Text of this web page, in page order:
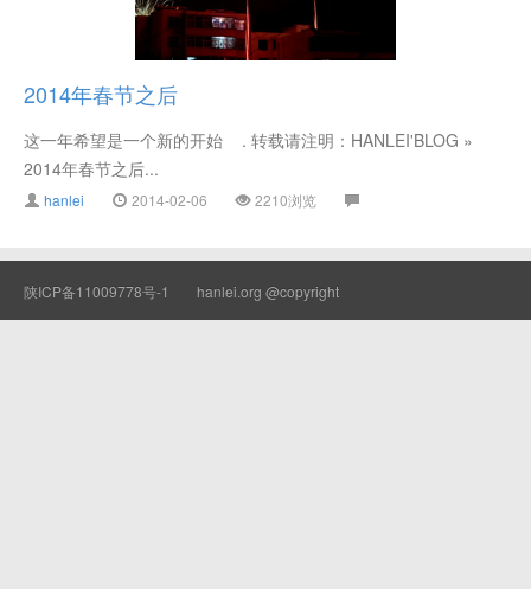
2014年春节之后
这一年希望是一个新的开始 . 转载请注明：HANLEI'BLOG »
2014年春节之后...
hanlei 2014-02-06 2210浏览
陕ICP备11009778号-1 hanlei.org @copyright